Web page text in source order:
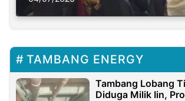
TAMBANG ENERGY
Tambang Lobang
Diduga Milik Iin,